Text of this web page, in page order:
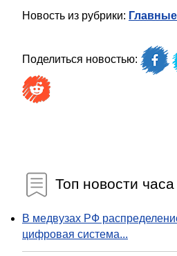
Новость из рубрики:
Поделиться новостью:
Топ новости часа
В медвузах РФ
цифровая система...